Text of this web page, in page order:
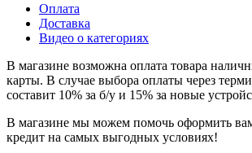
Оплата
Доставка
Видео о категориях
В магазине возможна оплата товара
карты. В случае выбора оплаты через
составит 10% за б/у и 15% за новые
В магазине мы можем помочь оформить
кредит на самых выгодных условиях!